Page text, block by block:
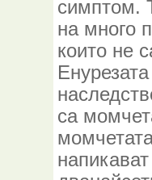
симптом.
на много
които не
са